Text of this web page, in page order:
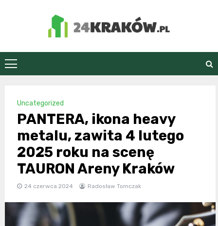
24Kraków.pl
Uncategorized
PANTERA, ikona heavy
metalu, zawita 4 lutego
2025 roku na scenę
TAURON Areny Kraków
24 czerwca 2024 Radosław Tomczak